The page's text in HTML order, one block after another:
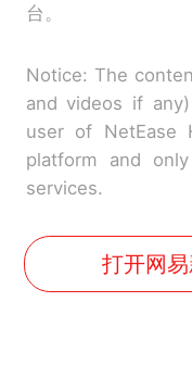
台。
Notice: The
and videos if
user of NetEase
platform and
services.
打开网